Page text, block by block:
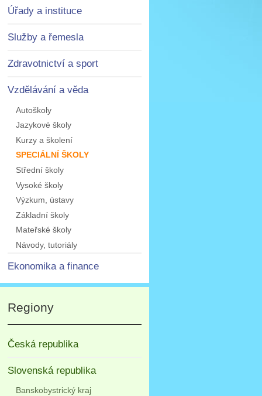
Úřady a instituce
Služby a řemesla
Zdravotnictví a sport
Vzdělávání a věda
Autoškoly
Jazykové školy
Kurzy a školení
SPECIÁLNÍ ŠKOLY
Střední školy
Vysoké školy
Výzkum, ústavy
Základní školy
Mateřské školy
Návody, tutoriály
Ekonomika a finance
Regiony
Česká republika
Slovenská republika
Banskobystrický kraj